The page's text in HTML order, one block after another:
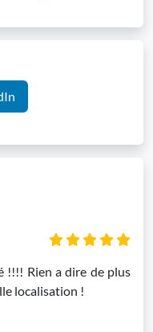
!!!! Rien a dire de plus
localisation !